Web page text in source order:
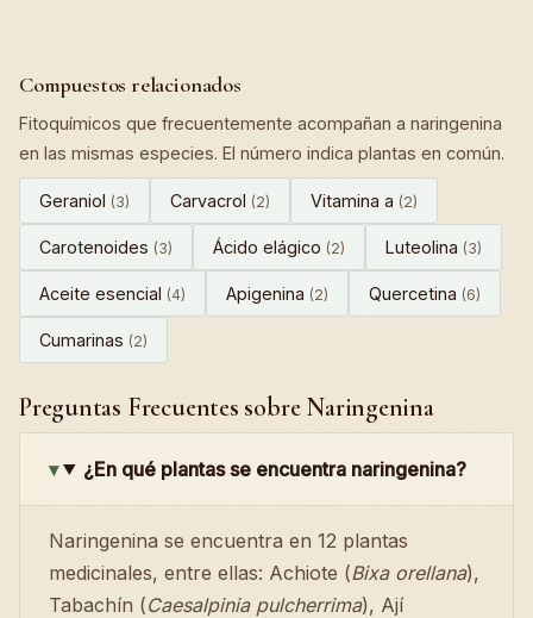
Compuestos relacionados
Fitoquímicos que frecuentemente acompañan a naringenina
en las mismas especies. El número indica plantas en común.
Geraniol (3) Carvacrol (2) Vitamina a (2)
Carotenoides (3) Ácido elágico (2) Luteolina (3)
Aceite esencial (4) Apigenina (2) Quercetina (6)
Cumarinas (2)
Preguntas Frecuentes sobre Naringenina
¿En qué plantas se encuentra naringenina?
Naringenina se encuentra en 12 plantas
medicinales, entre ellas: Achiote (Bixa orellana),
Tabachín (Caesalpinia pulcherrima), Ají